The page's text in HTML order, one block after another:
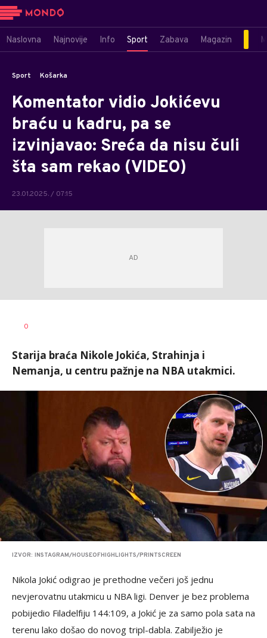
Naslovna Najnovije Info Sport Zabava Magazin
Sport Košarka
Komentator vidio Jokićevu
braću u kadru, pa se
izvinjavao: Sreća da nisu čuli
šta sam rekao (VIDEO)
23.01.2025. / 07:15
AUTOR
0
Starija braća Nikole Jokića, Strahinja i
Nemanja, u centru pažnje na NBA utakmici.
IZVOR: INSTAGRAM/HOUSEOFHIGHLIGHTS/PRINTSCREEN
Nikola Jokić odigrao je prethodne večeri još jednu
nevjerovatnu utakmicu u NBA ligi. Denver je bez problema
pobijedio Filadelfiju 144:109, a Jokić je za samo pola sata na
terenu lako došao do novog tripl-dabla. Zabilježio je